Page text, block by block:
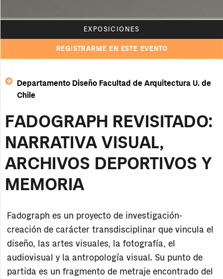
EXPOSICIONES
REGISTRARME EN ESTE EVENTO
Departamento Diseño Facultad de Arquitectura U. de
Chile
FADOGRAPH REVISITADO:
NARRATIVA VISUAL,
ARCHIVOS DEPORTIVOS Y
MEMORIA
Fadograph es un proyecto de investigación-
creación de carácter transdisciplinar que vincula el
diseño, las artes visuales, la fotografía, el
audiovisual y la antropología visual. Su punto de
partida es un fragmento de metraje encontrado del